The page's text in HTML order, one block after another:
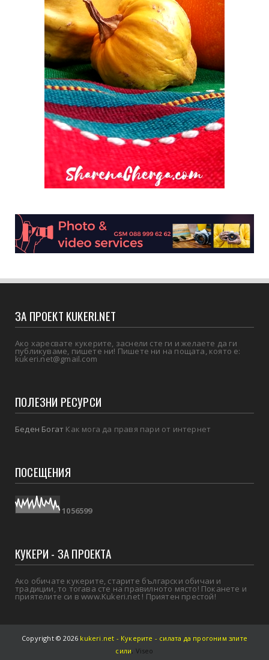
ЗА ПРОЕКТ KUKERI.NET
Ако харесвате кукерите, заснели сте ги и желаете да ги
публикуваме, пишете ни! Пишете ни на пощата, която е:
kukeri.net@gmail.com
ПОЛЕЗНИ РЕСУРСИ
Беден Богат Как мога да правя пари от интернет
ПОСЕЩЕНИЯ
1056599
КУКЕРИ - ЗА ПРОЕКТА
Ако обичате кукерите, старите български обичаи и
традиции, то тогава сте на правилното място! Поканете и
приятелите си в www.Kukeri.net ! Приятен престой!
Copyright ©2026 kukeri.net - Кукерите - силата да прогоним злите
сили, Viseo